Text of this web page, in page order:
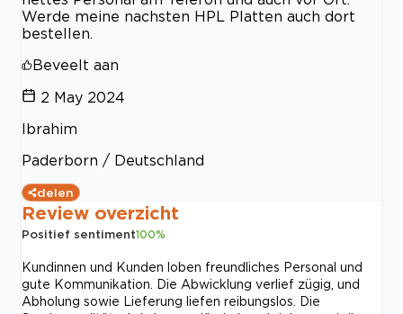
Werde meine nachsten HPL Platten auch dort
bestellen.
Beveelt aan
2 May 2024
Ibrahim
Paderborn / Deutschland
delen
Review overzicht
Positief sentiment100%
Kundinnen und Kunden loben freundliches Personal und
gute Kommunikation. Die Abwicklung verlief zügig, und
Abholung sowie Lieferung liefen reibungslos. Die